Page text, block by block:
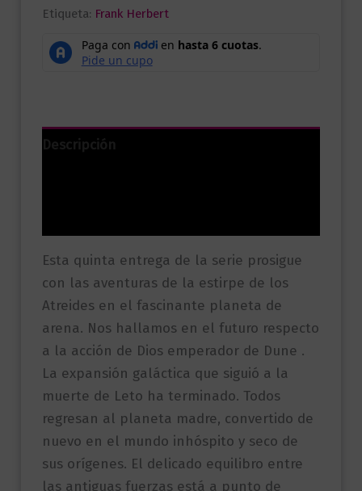
Etiqueta: Frank Herbert
Descripción
Esta quinta entrega de la serie prosigue
con las aventuras de la estirpe de los
Atreides en el fascinante planeta de
arena. Nos hallamos en el futuro respecto
a la acción de Dios emperador de Dune .
La expansión galáctica que siguió a la
muerte de Leto ha terminado. Todos
regresan al planeta madre, convertido de
nuevo en el mundo inhóspito y seco de
sus orígenes. El delicado equilibro entre
las antiguas fuerzas está a punto de